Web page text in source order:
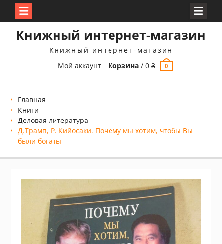
Книжный интернет-магазин
Книжный интернет-магазин
Мой аккаунт
Корзина /0₴ 0
Главная
Книги
Деловая литература
Д.Трамп, Р. Кийосаки. Почему мы хотим, чтобы Вы
были богаты